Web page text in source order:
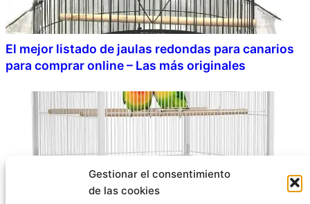
Gestionar el consentimiento
de las cookies
El mejor listado de jaulas redondas para canarios
para comprar online – Las más originales